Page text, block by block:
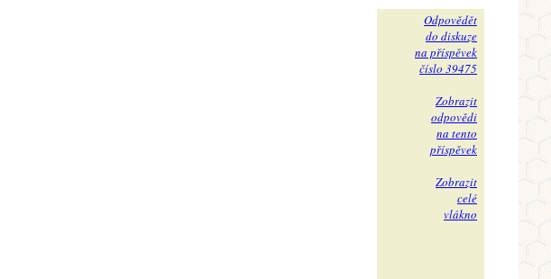
Odpovědět
do diskuze
na příspěvek
číslo 39475
Zobrazit
odpovědi
na tento
příspěvek
Zobrazit
celé
vlákno